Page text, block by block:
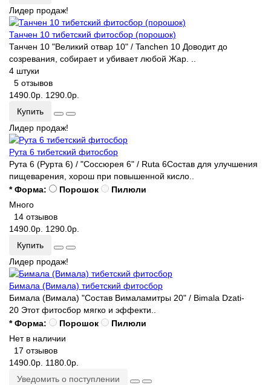
Лидер продаж!
Танчен 10 тибетский фитосбор (порошок)
Танчен 10 "Великий отвар 10" / Tanchen 10 Доводит до
созревания, собирает и убивает любой Жар. ..
4 штуки
5 отзывов
1490.0р. 1290.0р.
Купить
Лидер продаж!
Рута 6 тибетский фитосбор
Рута 6 (Рурта 6) / "Соссюрея 6" / Ruta 6Состав для улучшения
пищеварения, хорош при повышенной кисло..
* Форма:
Порошок
Пилюли
Много
14 отзывов
1490.0р. 1290.0р.
Купить
Лидер продаж!
Бимала (Вимала) тибетский фитосбор
Бимала (Вимала) "Состав Вималамитры 20" / Bimala Dzati-
20 Этот фитосбор мягко и эффекти..
* Форма:
Порошок
Пилюли
Нет в наличии
17 отзывов
1490.0р. 1180.0р.
Уведомить о поступлении